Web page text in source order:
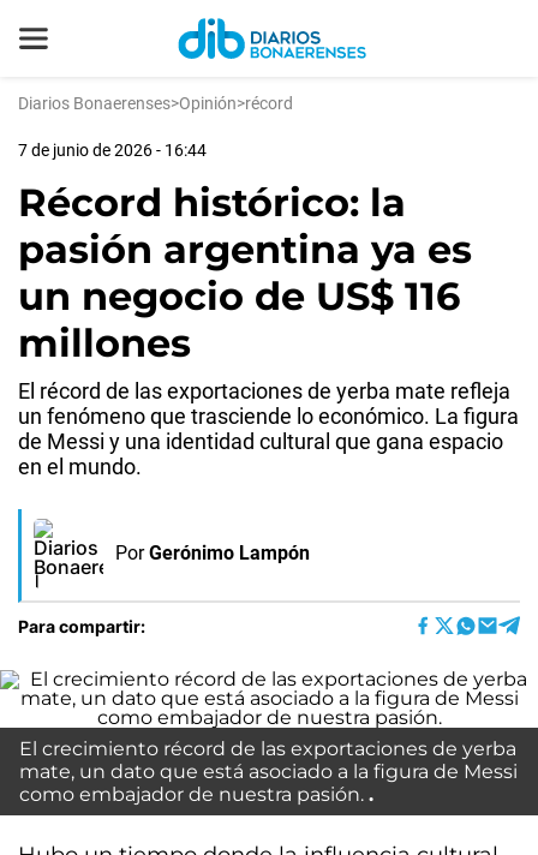
Diarios Bonaerenses>Opinión>récord
7 de junio de 2026 - 16:44
Récord histórico: la
pasión argentina ya es
un negocio de US$ 116
millones
El récord de las exportaciones de yerba mate refleja
un fenómeno que trasciende lo económico. La figura
de Messi y una identidad cultural que gana espacio
en el mundo.
Por Gerónimo Lampón
Para compartir:
El crecimiento récord de las exportaciones de yerba
mate, un dato que está asociado a la figura de Messi
como embajador de nuestra pasión.